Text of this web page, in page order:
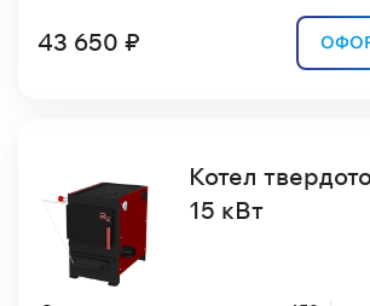
43 650 ₽
Котел
15 кВт